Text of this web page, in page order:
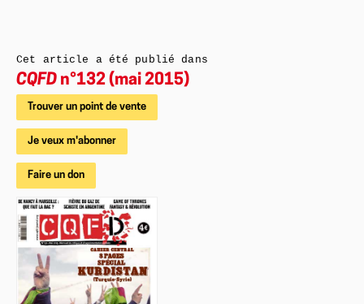
Cet article a été publié dans
CQFD n°132 (mai 2015)
Trouver un point de vente
Je veux m'abonner
Faire un don